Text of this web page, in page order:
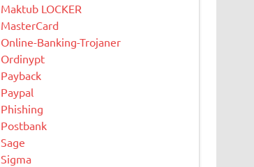
Maktub LOCKER
MasterCard
Online-Banking-Trojaner
Ordinypt
Payback
Paypal
Phishing
Postbank
Sage
Sigma